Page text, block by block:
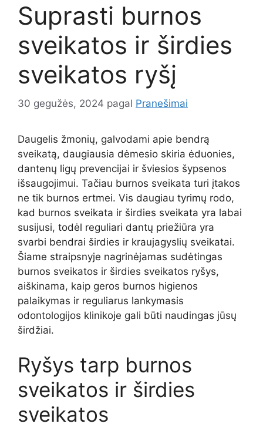
Suprasti burnos
sveikatos ir širdies
sveikatos ryšį
30 gegužės, 2024 pagal Pranešimai
Daugelis žmonių, galvodami apie bendrą
sveikatą, daugiausia dėmesio skiria ėduonies,
dantenų ligų prevencijai ir šviesios šypsenos
išsaugojimui. Tačiau burnos sveikata turi įtakos
ne tik burnos ertmei. Vis daugiau tyrimų rodo,
kad burnos sveikata ir širdies sveikata yra labai
susijusi, todėl reguliari dantų priežiūra yra
svarbi bendrai širdies ir kraujagyslių sveikatai.
Šiame straipsnyje nagrinėjamas sudėtingas
burnos sveikatos ir širdies sveikatos ryšys,
aiškinama, kaip geros burnos higienos
palaikymas ir reguliarus lankymasis
odontologijos klinikoje gali būti naudingas jūsų
širdžiai.
Ryšys tarp burnos
sveikatos ir širdies
sveikatos